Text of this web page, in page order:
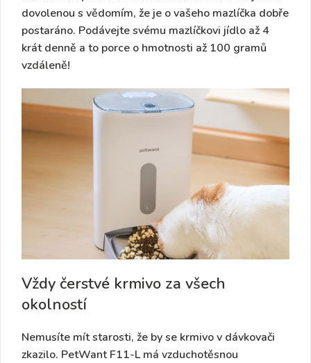
dovolenou s vědomím, že je o vašeho mazlíčka dobře
postaráno. Podávejte svému mazlíčkovi jídlo až 4
krát denně a to porce o hmotnosti až 100 gramů
vzdáleně!
Vždy čerstvé krmivo za všech
okolností
Nemusíte mít starosti, že by se krmivo v dávkovači
zkazilo. PetWant F11-L má vzduchotěsnou